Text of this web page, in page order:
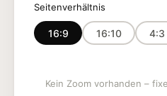
Seitenverhältnis
16:9 16:10 4:3
Kein Zoom vorhanden –